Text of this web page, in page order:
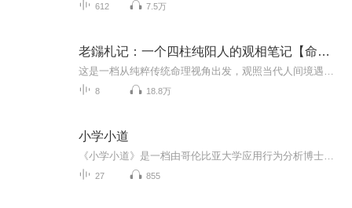
612 7.5万
老鐋札记：一个四柱纯阳人的观相笔记【命理篇】
8 18.8万
小学小道
27 855